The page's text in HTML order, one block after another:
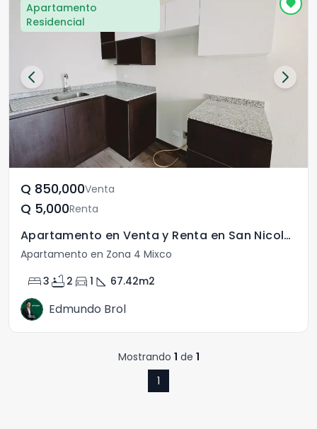
Apartamento
Residencial
Q	850,000Venta
Q	5,000Renta
Apartamento en Venta y Renta en San Nicolas del Bosque
Apartamento en Zona 4 Mixco
bed3 bathtub 2 directions_car 1 square_foot 67.42m2
Edmundo Brol
Mostrando 1 de 1
1